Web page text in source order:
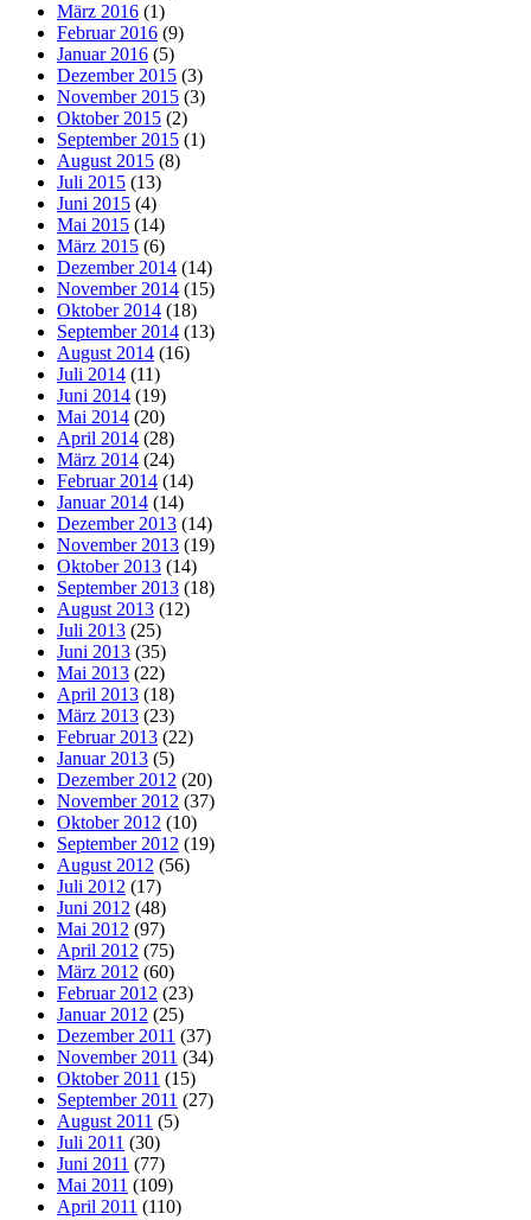
März 2016 (1)
Februar 2016 (9)
Januar 2016 (5)
Dezember 2015 (3)
November 2015 (3)
Oktober 2015 (2)
September 2015 (1)
August 2015 (8)
Juli 2015 (13)
Juni 2015 (4)
Mai 2015 (14)
März 2015 (6)
Dezember 2014 (14)
November 2014 (15)
Oktober 2014 (18)
September 2014 (13)
August 2014 (16)
Juli 2014 (11)
Juni 2014 (19)
Mai 2014 (20)
April 2014 (28)
März 2014 (24)
Februar 2014 (14)
Januar 2014 (14)
Dezember 2013 (14)
November 2013 (19)
Oktober 2013 (14)
September 2013 (18)
August 2013 (12)
Juli 2013 (25)
Juni 2013 (35)
Mai 2013 (22)
April 2013 (18)
März 2013 (23)
Februar 2013 (22)
Januar 2013 (5)
Dezember 2012 (20)
November 2012 (37)
Oktober 2012 (10)
September 2012 (19)
August 2012 (56)
Juli 2012 (17)
Juni 2012 (48)
Mai 2012 (97)
April 2012 (75)
März 2012 (60)
Februar 2012 (23)
Januar 2012 (25)
Dezember 2011 (37)
November 2011 (34)
Oktober 2011 (15)
September 2011 (27)
August 2011 (5)
Juli 2011 (30)
Juni 2011 (77)
Mai 2011 (109)
April 2011 (110)